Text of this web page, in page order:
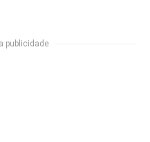
publicidade